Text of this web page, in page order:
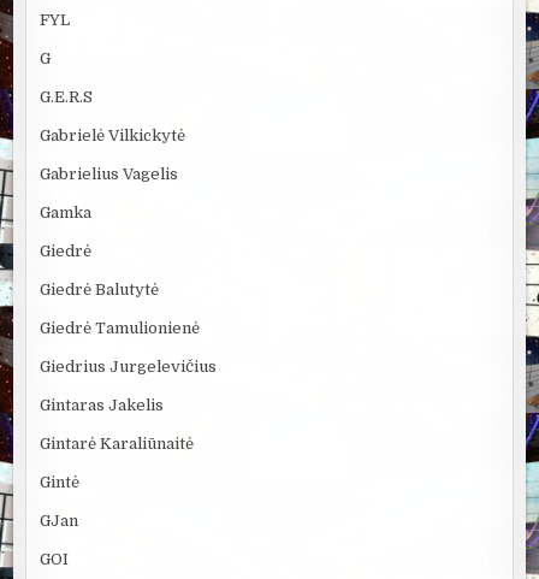
FYL
G
G.E.R.S
Gabrielė Vilkickytė
Gabrielius Vagelis
Gamka
Giedrė
Giedrė Balutytė
Giedrė Tamulionienė
Giedrius Jurgelevičius
Gintaras Jakelis
Gintarė Karaliūnaitė
Gintė
GJan
GOI